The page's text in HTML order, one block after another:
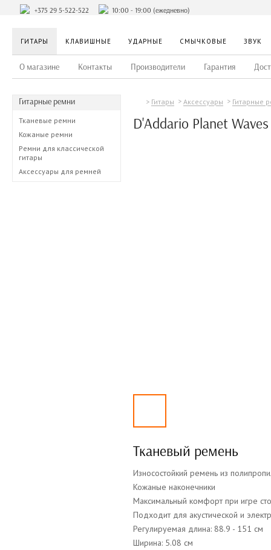
+375 29 5-522-522 10:00 - 19:00 (ежедневно)
ГИТАРЫ КЛАВИШНЫЕ УДАРНЫЕ СМЫЧКОВЫЕ ЗВУК
О магазине Контакты Производители Гарантия
Гитарные ремни
Тканевые ремни
Кожаные ремни
Ремни для классической
гитары
Аксессуары для ремней
Гитары Аксессуары Гитарные
D'Addario Planet Waves
Тканевый ремень
Износостойкий ремень из
Кожаные наконечники
Максимальный комфорт при игре
Подходит для акустической и
Регулируемая длина: 88.9 - 151 см
Ширина: 5.08 см